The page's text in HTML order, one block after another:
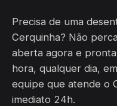
Precisa de uma
Cerquinha? Não
aberta agora e
hora, qualquer dia,
equipe que atende o
imediato 24h.